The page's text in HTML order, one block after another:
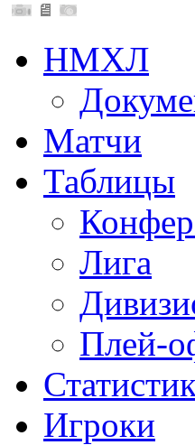
НМХЛ
Матчи
Таблицы
Лига
Плей-
Игроки